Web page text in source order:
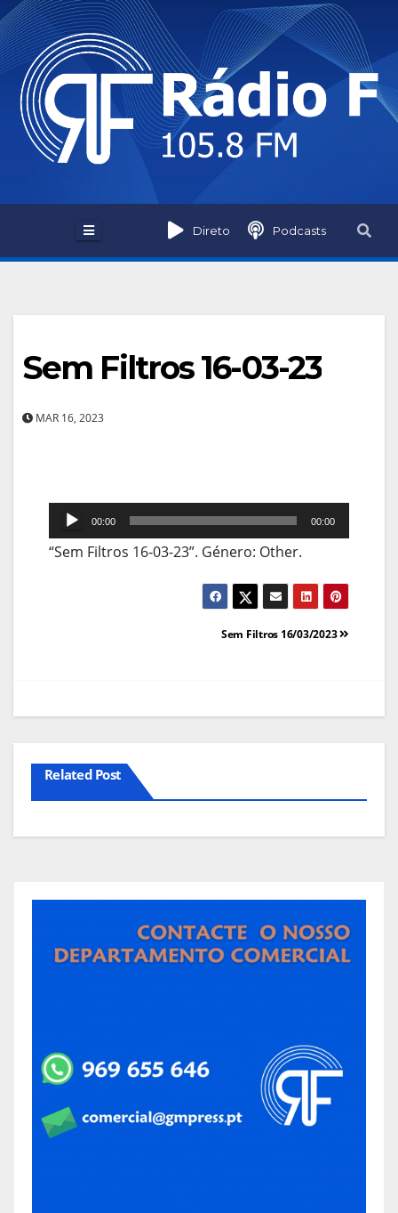
Skip
to
content
Direto Podcasts
Sem Filtros 16-03-23
MAR 16, 2023
Reprodutor
de
00:00 00:00
“Sem Filtros 16-03-23”. Género: Other.
Sem Filtros 16/03/2023
Related Post